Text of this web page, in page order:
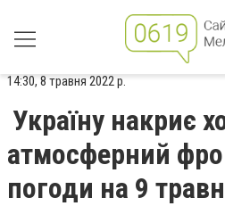
14:30, 8 травня 2022 р.
Україну накриє
атмосферний
погоди на 9